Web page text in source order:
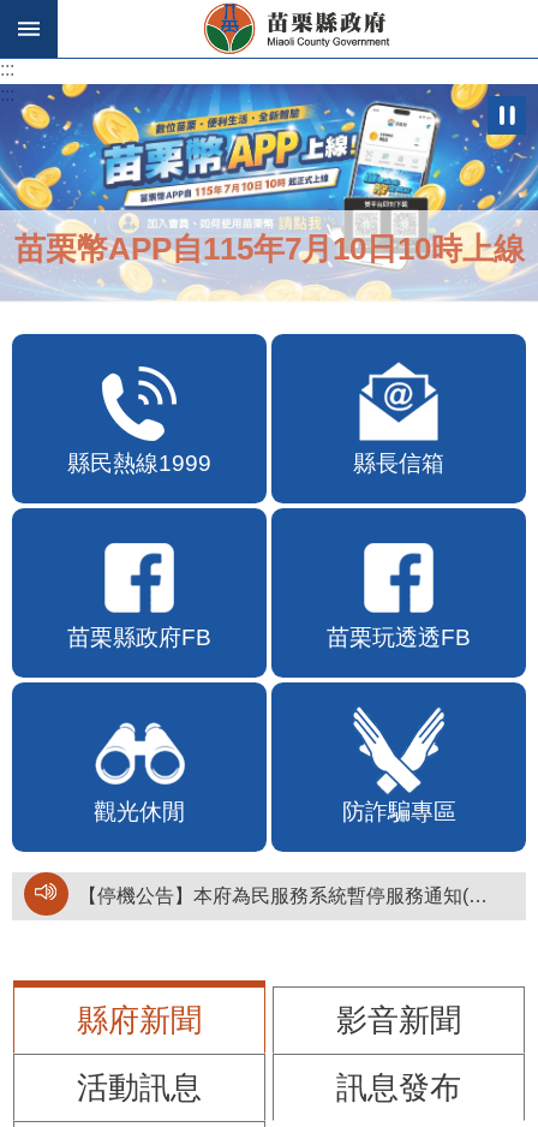
跳到主要內容區塊
:::
:::
苗栗幣APP自115年7月10日10時上線
縣民熱線1999 縣長信箱
苗栗縣政府FB 苗栗玩透透FB
觀光休閒 防詐騙專區
【停機公告】本府為民服務系統暫停服務通知(停止服務時間：115年8月6日17時至19時)
縣府新聞
影音新聞
活動訊息
訊息發布